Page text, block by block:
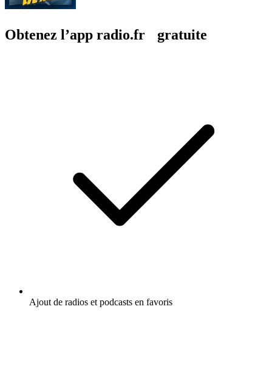
Obtenez l’app radio.fr gratuite
Ajout de radios et podcasts en favoris